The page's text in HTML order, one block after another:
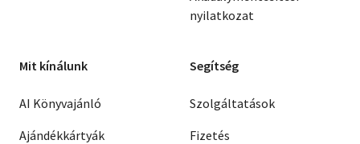
nyilatkozat
Mit kínálunk
AI Könyvajánló
Ajándékkártyák
Segítség
Szolgáltatások
Fizetés